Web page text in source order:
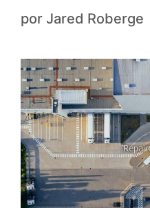
por Jared Roberge